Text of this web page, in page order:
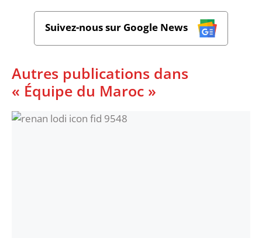
Suivez-nous sur Google News
Autres publications dans
« Équipe du Maroc »